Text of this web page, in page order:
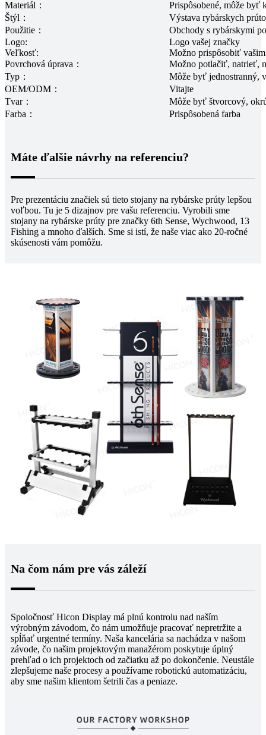
Materiál：
Prispôsobené, môže byť
Štýl：
Výstava rybárskych
Použitie：
Obchody s rybárskymi
Logo:
Logo vašej značky
Veľkosť:
Možno prispôsobiť
Povrchová úprava：
Možno potlačiť, natrieť,
Typ：
Môže byť jednostranný,
OEM/ODM：
Vitajte
Tvar：
Môže byť štvorcový,
Farba：
Prispôsobená farba
Máte ďalšie návrhy na referenciu?
Pre prezentáciu značiek sú tieto stojany na rybárske prúty lepšou
voľbou. Tu je 5 dizajnov pre vašu referenciu. Vyrobili sme
stojany na rybárske prúty pre značky 6th Sense, Wychwood, 13
Fishing a mnoho ďalších. Sme si istí, že naše viac ako 20-ročné
skúsenosti vám pomôžu.
Na čom nám pre vás záleží
Spoločnosť Hicon Display má plnú kontrolu nad naším
výrobným závodom, čo nám umožňuje pracovať nepretržite a
spĺňať urgentné termíny. Naša kancelária sa nachádza v našom
závode, čo našim projektovým manažérom poskytuje úplný
prehľad o ich projektoch od začiatku až po dokončenie. Neustále
zlepšujeme naše procesy a používame robotickú automatizáciu,
aby sme našim klientom šetrili čas a peniaze.